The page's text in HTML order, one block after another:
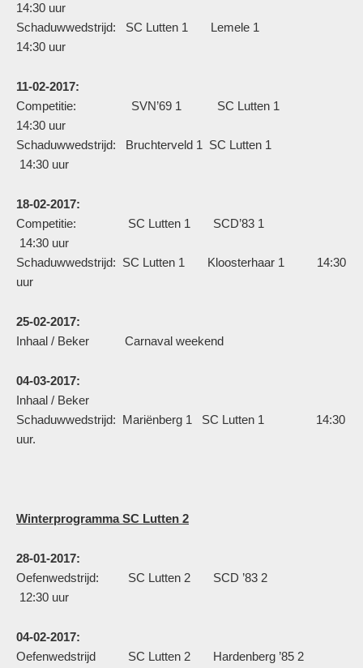
14:30 uur
Schaduwwedstrijd: SC Lutten 1 Lemele 1
14:30 uur
11-02-2017:
Competitie: SVN’69 1 SC Lutten 1
14:30 uur
Schaduwwedstrijd: Bruchterveld 1 SC Lutten 1
14:30 uur
18-02-2017:
Competitie: SC Lutten 1 SCD’83 1
14:30 uur
Schaduwwedstrijd: SC Lutten 1 Kloosterhaar 1 14:30
uur
25-02-2017:
Inhaal / Beker Carnaval weekend
04-03-2017:
Inhaal / Beker
Schaduwwedstrijd: Mariënberg 1 SC Lutten 1 14:30
uur.
Winterprogramma SC Lutten 2
28-01-2017:
Oefenwedstrijd: SC Lutten 2 SCD ’83 2
12:30 uur
04-02-2017:
Oefenwedstrijd SC Lutten 2 Hardenberg ’85 2